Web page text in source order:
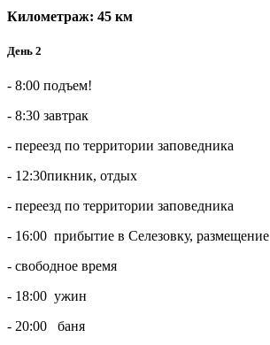
Километраж: 45 км
День 2
- 8:00 подъем!
- 8:30 завтрак
- переезд по территории заповедника
- 12:30пикник, отдых
- переезд по территории заповедника
- 16:00 прибытие в Селезовку, размещение
- свободное время
- 18:00 ужин
- 20:00 баня